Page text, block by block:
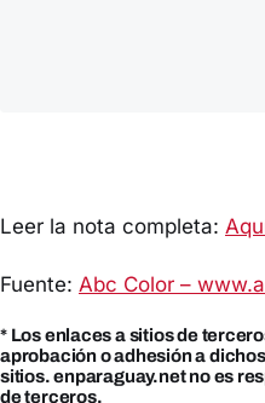
Leer la nota completa:
Fuente: Abc Color –
* Los enlaces a sitios de
aprobación o adhesión a
sitios. enparaguay.net no es
de terceros.